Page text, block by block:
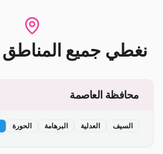
نغطي جميع المناطق
محافظة العاصمة
السيف العدلية البرهامة الحورة